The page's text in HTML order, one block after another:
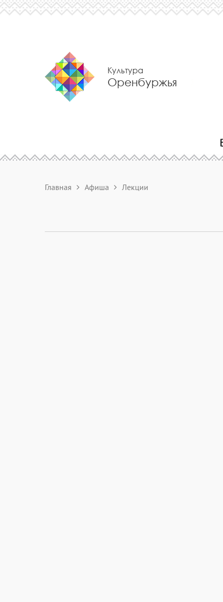
Культура
Оренбуржья
Главная Афиша Лекции